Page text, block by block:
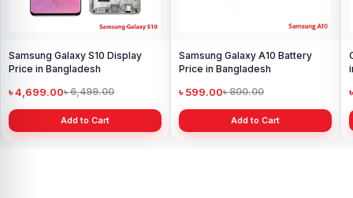
Samsung Galaxy S10 Display
Price in Bangladesh
৳ 4,699.00৳ 6,499.00
Add to Cart
Samsung Galaxy A10 Battery
Price in Bangladesh
৳ 599.00৳ 800.00
Add to Cart